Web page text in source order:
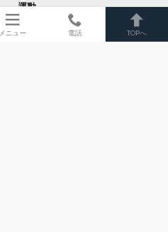
運動
メニュー 電話 TOPへ